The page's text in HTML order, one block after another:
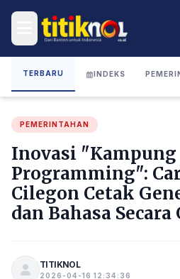
TERBARU INDEKS
PEMERINTAHAN
Inovasi "Kampung
Programming":
Cilegon Cetak
dan Bahasa Secara
TITIKNOL
2026-04-16 12:34:36